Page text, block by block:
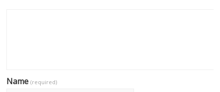
Name(required)